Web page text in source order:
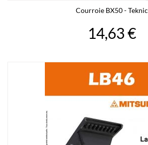
Courroie BX50 - Teknic
14,63 €